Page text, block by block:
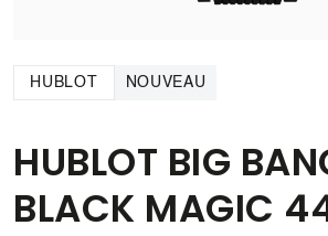
HUBLOT NOUVEAU
HUBLOT BIG
BLACK MAGIC